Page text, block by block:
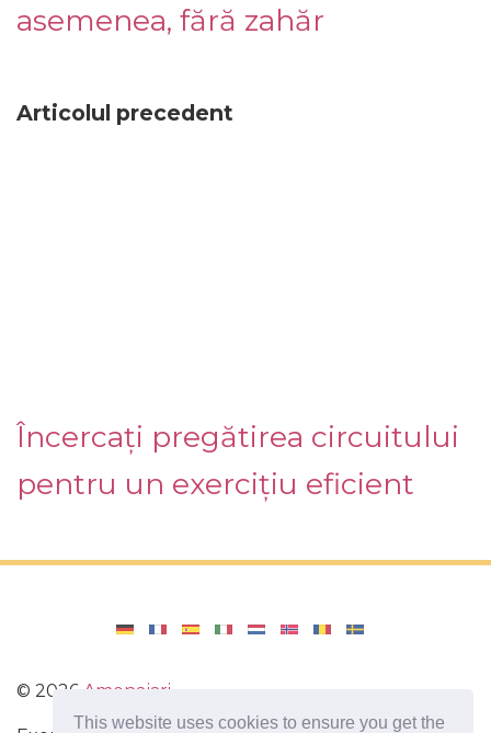
This website uses cookies to ensure you get the
asemenea, fără zahăr
Articolul precedent
Încercați pregătirea circuitului
pentru un exercițiu eficient
© 2026 Amenajari